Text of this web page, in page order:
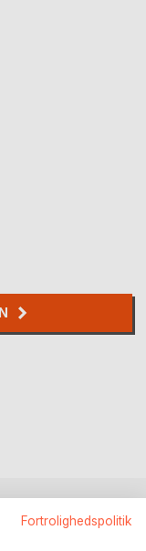
Fortrolighedspolitik